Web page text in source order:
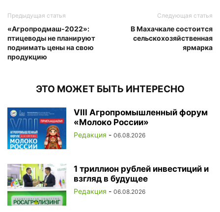
Предыдущая статья
«Агропродмаш-2022»:
птицеводы не планируют
поднимать цены на свою
продукцию
Следующая статья
В Махачкале состоится
сельскохозяйственная
ярмарка
ЭТО МОЖЕТ БЫТЬ ИНТЕРЕСНО
VIII Агропромышленный форум
«Молоко России»
Редакция - 06.08.2026
1 триллион рублей инвестиций и
взгляд в будущее
Редакция - 06.08.2026